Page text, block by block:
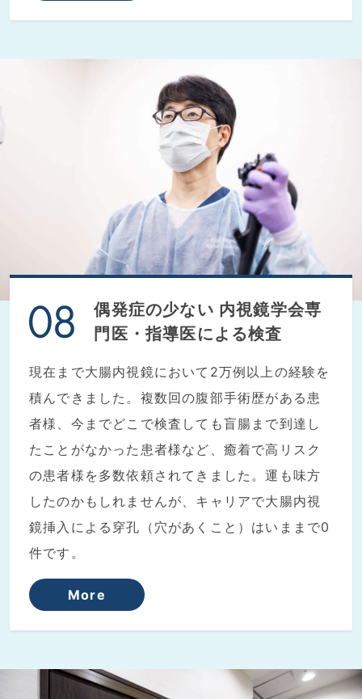
偶発症の少ない 内視鏡学会専
門医・指導医による検査
現在まで大腸内視鏡において2万例以上の経験を
積んできました。複数回の腹部手術歴がある患
者様、今までどこで検査しても盲腸まで到達し
たことがなかった患者様など、癒着で高リスク
の患者様を多数依頼されてきました。運も味方
したのかもしれませんが、キャリアで大腸内視
鏡挿入による穿孔（穴があくこと）はいままで0
件です。
More